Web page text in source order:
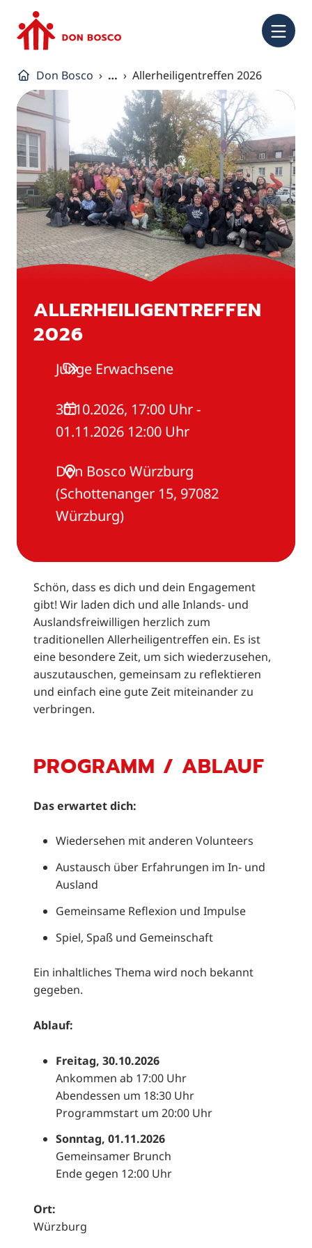
Don Bosco … Allerheiligentreffen 2026
ALLERHEILIGENTREFFEN
2026
Junge Erwachsene
30.10.2026, 17:00 Uhr -
01.11.2026 12:00 Uhr
Don Bosco Würzburg
(Schottenanger 15, 97082
Würzburg)
Schön, dass es dich und dein Engagement
gibt! Wir laden dich und alle Inlands- und
Auslandsfreiwilligen herzlich zum
traditionellen Allerheiligentreffen ein. Es ist
eine besondere Zeit, um sich wiederzusehen,
auszutauschen, gemeinsam zu reflektieren
und einfach eine gute Zeit miteinander zu
verbringen.
PROGRAMM / ABLAUF
Das erwartet dich:
Wiedersehen mit anderen Volunteers
Austausch über Erfahrungen im In- und
Ausland
Gemeinsame Reflexion und Impulse
Spiel, Spaß und Gemeinschaft
Ein inhaltliches Thema wird noch bekannt
gegeben.
Ablauf:
Freitag, 30.10.2026
Ankommen ab 17:00 Uhr
Abendessen um 18:30 Uhr
Programmstart um 20:00 Uhr
Sonntag, 01.11.2026
Gemeinsamer Brunch
Ende gegen 12:00 Uhr
Ort:
Würzburg